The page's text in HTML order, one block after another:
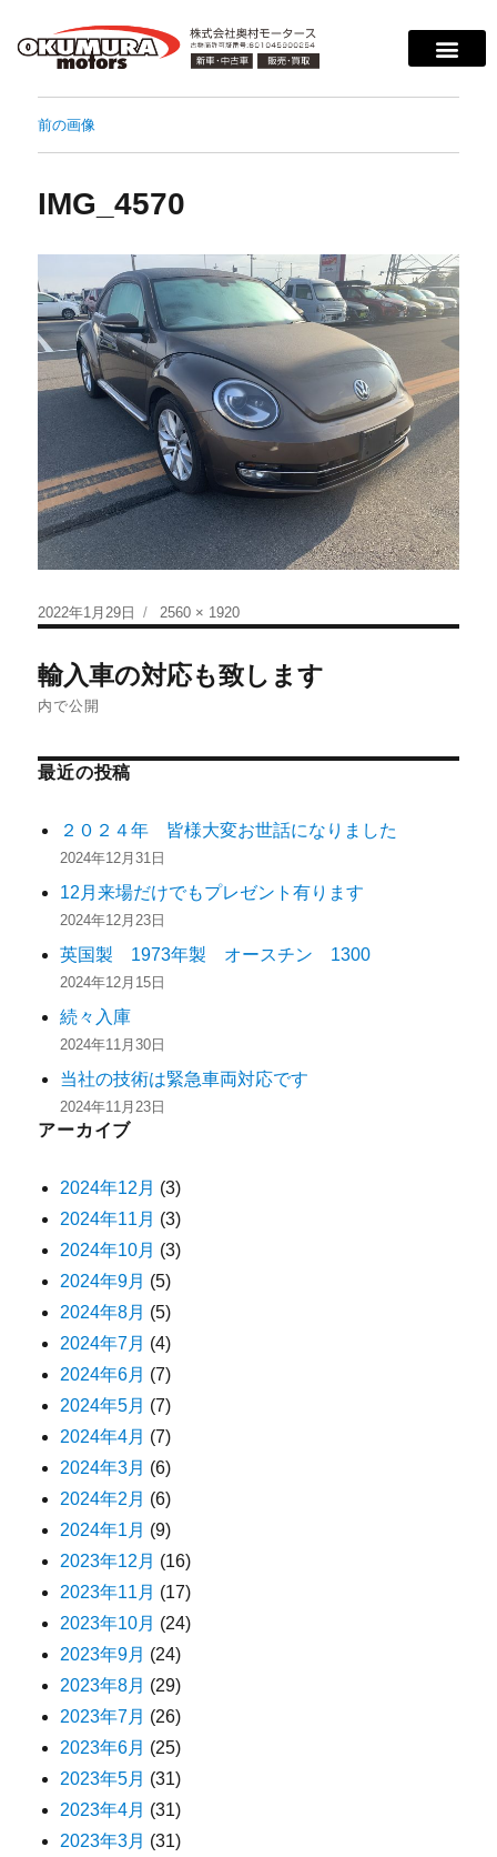
前の画像
IMG_4570
2022年1月29日 2560 × 1920
輸入車の対応も致します
内で公開
最近の投稿
２０２４年 皆様大変お世話になりました
2024年12月31日
12月来場だけでもプレゼント有ります
2024年12月23日
英国製 1973年製 オースチン 1300
2024年12月15日
続々入庫
2024年11月30日
当社の技術は緊急車両対応です
2024年11月23日
アーカイブ
2024年12月 (3)
2024年11月 (3)
2024年10月 (3)
2024年9月 (5)
2024年8月 (5)
2024年7月 (4)
2024年6月 (7)
2024年5月 (7)
2024年4月 (7)
2024年3月 (6)
2024年2月 (6)
2024年1月 (9)
2023年12月 (16)
2023年11月 (17)
2023年10月 (24)
2023年9月 (24)
2023年8月 (29)
2023年7月 (26)
2023年6月 (25)
2023年5月 (31)
2023年4月 (31)
2023年3月 (31)